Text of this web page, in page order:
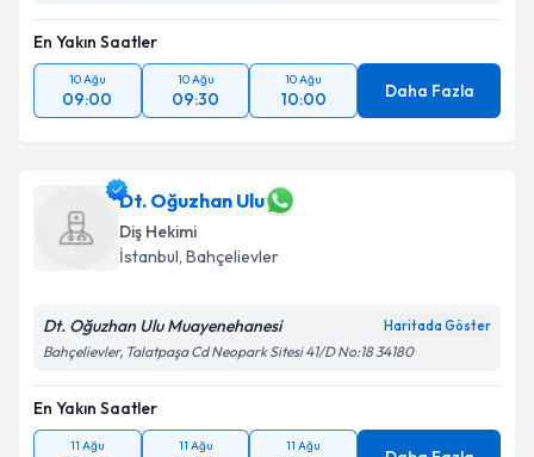
En Yakın Saatler
10 Ağu
09:00
10 Ağu
09:30
10 Ağu
10:00 Daha Fazla
Dt. Oğuzhan Ulu
Diş Hekimi
İstanbul, Bahçelievler
Dt. Oğuzhan Ulu Muayenehanesi Haritada Göster
Bahçelievler, Talatpaşa Cd Neopark Sitesi 41/D No:18 34180
En Yakın Saatler
11 Ağu 11 Ağu 11 Ağu